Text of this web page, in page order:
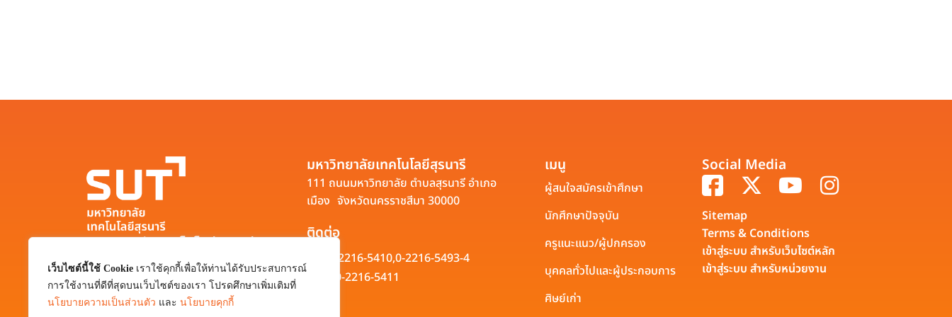
เว็บไซต์นี้ใช้ Cookie เราใช้คุกกี้เพื่อให้ท่านได้รับประสบการณ์
การใช้งานที่ดีที่สุดบนเว็บไซต์ของเรา โปรดศึกษาเพิ่มเติมที่
นโยบายความเป็นส่วนตัว และ นโยบายคุกกี้
มหาวิทยาลัยเทคโนโลยีสุรนารี
111 ถนนมหาวิทยาลัย ตำบลสุรนารี อำเภอ
เมือง จังหวัดนครราชสีมา 30000
0-4422-3000
มหาวิทยาลัยเทคโนโลยีสุรนารี
111 ถนนมหาวิทยาลัย ตำบลสุรนารี อำเภอ
เมือง จังหวัดนครราชสีมา 30000
ติดต่อ
0-2216-5410,0-2216-5493-4
0-2216-5411
เมนู
ผู้สนใจสมัครเข้าศึกษา
นักศึกษาปัจจุบัน
ครูแนะแนว/ผู้ปกครอง
บุคคลทั่วไปและผู้ประกอบการ
ศิษย์เก่า
Social Media
Sitemap
Terms & Conditions
เข้าสู่ระบบ สำหรับเว็บไซต์หลัก
เข้าสู่ระบบ สำหรับหน่วยงาน